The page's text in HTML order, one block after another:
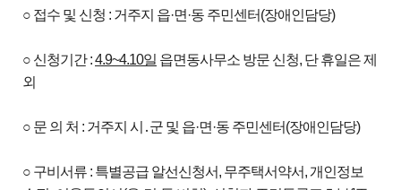
○ 접수 및 신청 : 거주지 읍·면·동 주민센터(장애인담당)
○ 신청기간 :4.9~4.10일 읍면동사무소 방문 신청, 단 휴일은 제
외
○ 문 의 처 : 거주지 시․군 및 읍·면·동 주민센터(장애인담당)
○ 구비서류 : 특별공급 알선신청서, 무주택서약서, 개인정보